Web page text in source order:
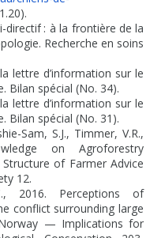
directif : à la frontière de la
Recherche en soins
lettre d’information sur le
Bilan spécial (No. 34).
lettre d’information sur le
Bilan spécial (No. 31).
Sam, S.J., Timmer, V.R.,
on Agroforestry
of Farmer Advice
12.
2016. Perceptions of
conflict surrounding large
— Implications for